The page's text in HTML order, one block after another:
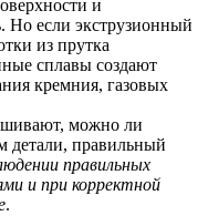
и
Но если экструзионный
из прутка
сплавы создают
кремния, газовых
можно ли
детали, правильный
правильных
и при корректной
.